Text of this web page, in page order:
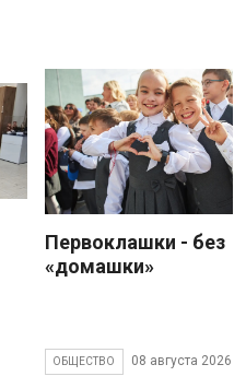
Первоклашки - без
«домашки»
ОБЩЕСТВО 08 августа 2026